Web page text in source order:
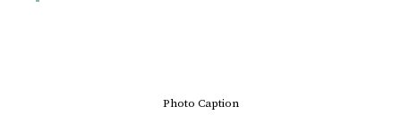
Photo Caption